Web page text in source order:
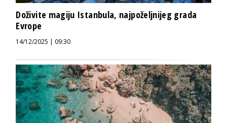
Doživite magiju Istanbula, najpoželjnijeg grada
Evrope
14/12/2025 | 09:30